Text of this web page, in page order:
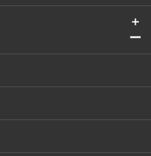
＋
ー